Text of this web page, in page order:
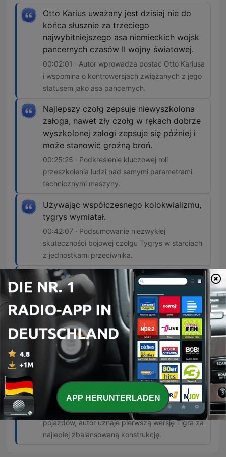
Otto Karius uważany jest dzisiaj nie do
końca słusznie za trzeciego
najwybitniejszego asa niemieckich wojsk
pancernych czasów II wojny światowej.
00:02:01 · Autor wprowadza postać Otto Kariusa
i wspomina o kontrowersjach związanych z jego
statusem jako asa pancernych.
Najlepszy czołg zepsuje niewyszkolona
załoga, nawet zły czołg w rękach dobrze
wyszkolonej załogi zepsuje się później i
może stanowić groźną broń.
00:25:25 · Podkreślenie kluczowej roli
przeszkolenia ludzi nad samymi parametrami
technicznymi maszyny.
Używając współczesnego kolokwializmu,
tygrys wymiatał.
00:42:07 · Podsumowanie niezwykłej
skuteczności bojowej czołgu Tygrys w starciach
z jednostkami przeciwnika.
Jak masz własną piechotę, własnych
saperów i własne lotnictwo i własną
artylerię, która wchodzi do walki na czas i
razi to, co powinna, odnosisz sukces, a
jak tego nie masz, to nie.
00:55:33 · Autor podkreśla, że sukces operacji
pancernych zależy od sprawnego systemu
współdziałania wszystkich rodzajów wojsk.
Tygrys 1 był bez wątpienia najbardziej
udany.
01:04:28 · Mimo wad konstrukcyjnych innych
pojazdów, autor uznaje pierwszą wersję Tigra za
najlepiej zbalansowaną konstrukcję.
APP HERUNTERLADEN